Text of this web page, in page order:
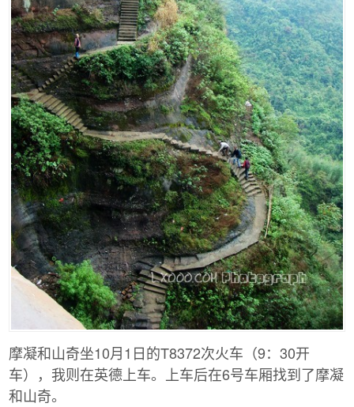
摩凝和山奇坐10月1日的T8372次火车（9：30开
车），我则在英德上车。上车后在6号车厢找到了摩凝
和山奇。